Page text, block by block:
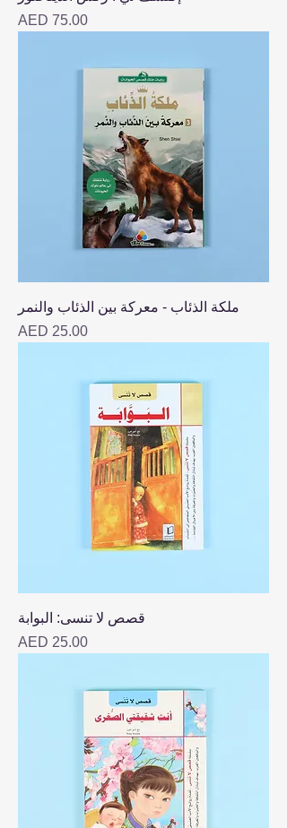
Price
AED 75.00
ملكة الذئاب - معركة بين الذئاب والنمر
Price
AED 25.00
قصص لا تنسى: البوابة
Price
AED 25.00